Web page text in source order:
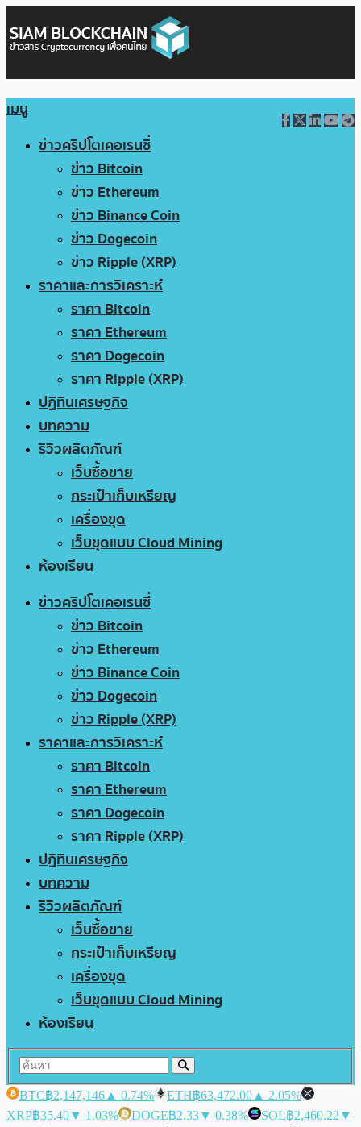
เมนู
ข่าวคริปโตเคอเรนซี่
ข่าว Bitcoin
ข่าว Ethereum
ข่าว Binance Coin
ข่าว Dogecoin
ข่าว Ripple (XRP)
ราคาและการวิเคราะห์
ราคา Bitcoin
ราคา Ethereum
ราคา Dogecoin
ราคา Ripple (XRP)
ปฏิทินเศรษฐกิจ
บทความ
รีวิวผลิตภัณฑ์
เว็บซื้อขาย
กระเป๋าเก็บเหรียญ
เครื่องขุด
เว็บขุดแบบ Cloud Mining
ห้องเรียน
ข่าวคริปโตเคอเรนซี่
ข่าว Bitcoin
ข่าว Ethereum
ข่าว Binance Coin
ข่าว Dogecoin
ข่าว Ripple (XRP)
ราคาและการวิเคราะห์
ราคา Bitcoin
ราคา Ethereum
ราคา Dogecoin
ราคา Ripple (XRP)
ปฏิทินเศรษฐกิจ
บทความ
รีวิวผลิตภัณฑ์
เว็บซื้อขาย
กระเป๋าเก็บเหรียญ
เครื่องขุด
เว็บขุดแบบ Cloud Mining
ห้องเรียน
BTC฿2,147,146 ▲ 0.74% ETH฿63,472.00 ▲ 2.05%
XRP฿35.40▼ 1.03% DOGE฿2.33▼ 0.38% SOL฿2,460.22 ▼